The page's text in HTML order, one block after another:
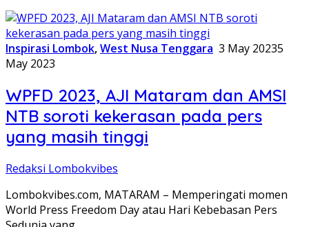
Inspirasi Lombok,West Nusa Tenggara 3 May 20235
May 2023
WPFD 2023, AJI Mataram dan AMSI
NTB soroti kekerasan pada pers
yang masih tinggi
Redaksi Lombokvibes
Lombokvibes.com, MATARAM – Memperingati momen
World Press Freedom Day atau Hari Kebebasan Pers